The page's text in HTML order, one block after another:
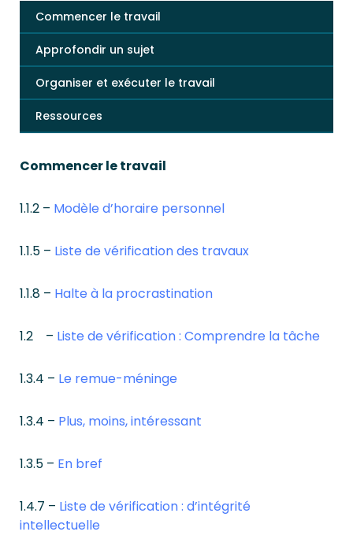
Commencer le travail
Approfondir un sujet
Organiser et exécuter le travail
Ressources
Commencer le travail
1.1.2 – Modèle d’horaire personnel
1.1.5 – Liste de vérification des travaux
1.1.8 – Halte à la procrastination
1.2 – Liste de vérification : Comprendre la tâche
1.3.4 – Le remue-méninge
1.3.4 – Plus, moins, intéressant
1.3.5 – En bref
1.4.7 – Liste de vérification : d’intégrité
intellectuelle